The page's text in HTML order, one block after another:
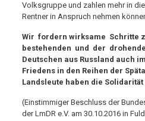
Volksgruppe und zahlen mehr in
Rentner in Anspruch nehmen
Wir fordern wirksame Schritte
bestehenden und der
Deutschen aus Russland auch
Friedens in den Reihen der
Landsleute haben die
(Einstimmiger Beschluss der
der LmDR e.V. am 30.10.2016 in